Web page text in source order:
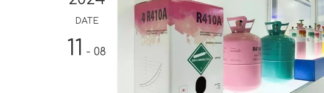
DATE
11 - 08